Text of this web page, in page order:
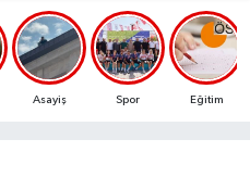
Asayiş Spor Eğitim
Haritası
ve Fikstür